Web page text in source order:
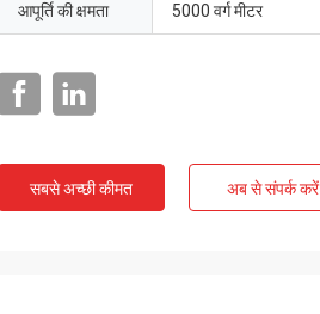
आपूर्ति की क्षमता 5000 वर्ग मीटर
सबसे अच्छी कीमत अब से संपर्क करें